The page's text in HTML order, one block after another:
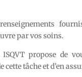
par vos soins.
propose de
cette tâche et d’en